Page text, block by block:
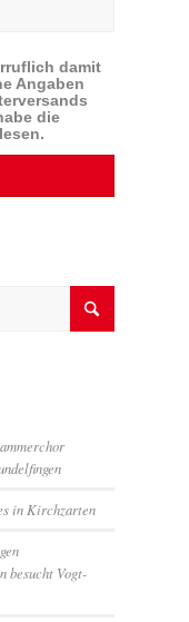
damit
Angaben
die
in Kirchzarten
besucht Vogt-